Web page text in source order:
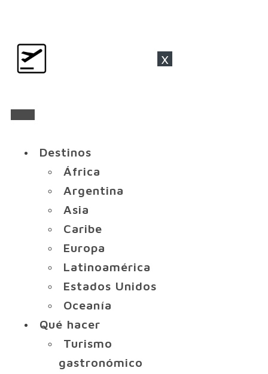
x
Destinos
África
Argentina
Asia
Caribe
Europa
Latinoamérica
Estados Unidos
Oceanía
Qué hacer
Turismo
gastronómico